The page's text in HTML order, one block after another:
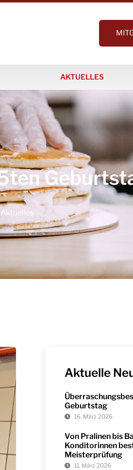
AKTUELLES
Aktuelles
Aktuelle
Geburtstag
16. März 2026
Von Pralinen bis
Konditorinnen
Meisterprüfung
11. März 2026